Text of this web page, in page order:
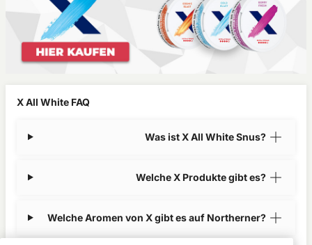
X All White FAQ
Was ist X All White Snus?
Welche X Produkte gibt es?
Welche Aromen von X gibt es auf Northerner?